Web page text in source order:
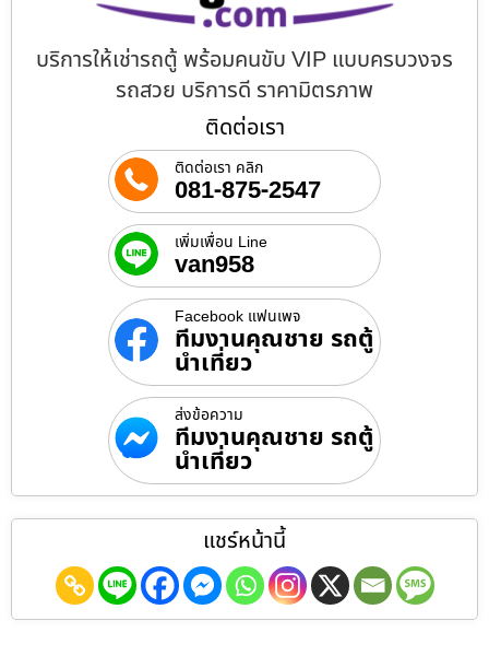
บริการให้เช่ารถตู้ พร้อมคนขับ VIP แบบครบวงจร
รถสวย บริการดี ราคามิตรภาพ
ติดต่อเรา
ติดต่อเรา คลิก
081-875-2547
เพิ่มเพื่อน Line
van958
Facebook แฟนเพจ
ทีมงานคุณชาย รถตู้
นำเที่ยว
ส่งข้อความ
ทีมงานคุณชาย รถตู้
นำเที่ยว
แชร์หน้านี้